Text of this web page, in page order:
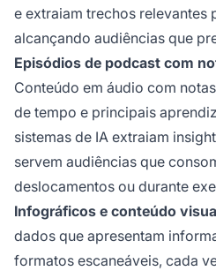
e extraiam trechos relevantes
alcançando audiências que
Episódios de podcast com
Conteúdo em áudio com
de tempo e principais
sistemas de IA extraiam
servem audiências que
deslocamentos ou durante
Infográficos e conteúdo
dados que apresentam
formatos escaneáveis, cada